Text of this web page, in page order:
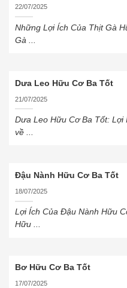
22/07/2025
Những Lợi Ích Của Thịt Gà
Gà ...
Dưa Leo Hữu Cơ Ba Tốt
21/07/2025
Dưa Leo Hữu Cơ Ba Tốt: Lợi
về ...
Đậu Nành Hữu Cơ Ba Tốt
18/07/2025
Lợi Ích Của Đậu Nành Hữu
Hữu ...
Bơ Hữu Cơ Ba Tốt
17/07/2025